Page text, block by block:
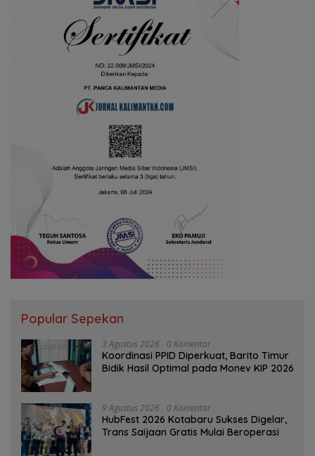
Popular Sepekan
3 Agustus 2026 0 Komentar
Koordinasi PPID Diperkuat, Barito Timur
Bidik Hasil Optimal pada Monev KIP 2026
9 Agustus 2026 0 Komentar
HubFest 2026 Kotabaru Sukses Digelar,
Trans Saijaan Gratis Mulai Beroperasi